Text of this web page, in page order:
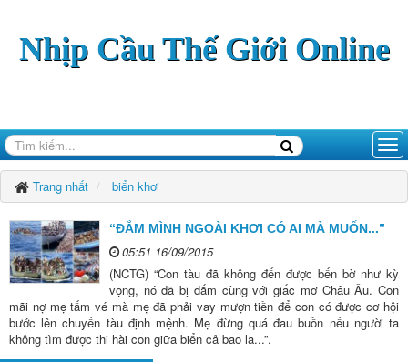
Nhịp Cầu Thế Giới Online
Trang nhất biển khơi
“ĐẮM MÌNH NGOÀI KHƠI CÓ AI MÀ MUỐN...”
05:51 16/09/2015
(NCTG) “Con tàu đã không đến được bến bờ như kỳ
vọng, nó đã bị đắm cùng với giấc mơ Châu Âu. Con
mãi nợ mẹ tấm vé mà mẹ đã phải vay mượn tiền để con có được cơ hội
bước lên chuyến tàu định mệnh. Mẹ đừng quá đau buồn nếu người ta
không tìm được thi hài con giữa biển cả bao la...”.